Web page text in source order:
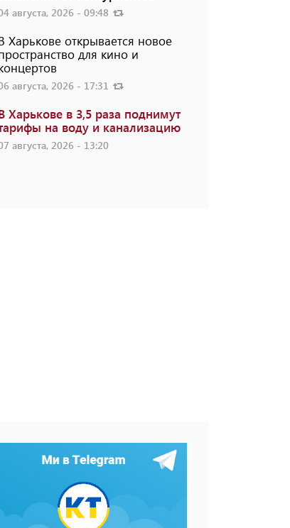
августа, 2026 - 09:48
Харькове открывается новое
для кино и
августа, 2026 - 17:31
Харькове в 3,5 раза поднимут
на воду и канализацию
августа, 2026 - 13:20